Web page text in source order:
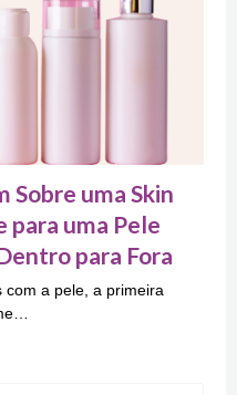
Sobre uma Skin
para uma Pele
para Fora
a pele, a primeira